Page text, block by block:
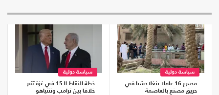
سياسة دولية
مصرع 16 عاملا بنغلادشيا في
حريق مصنع بالعاصمة
سياسة دولية
خطة النقاط الـ15 في غزة تثير
خلافا بين ترامب ونتنياهو